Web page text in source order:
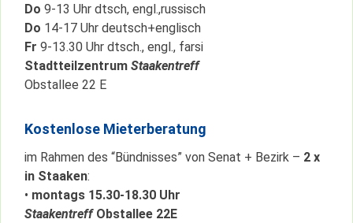
Do 9-13 Uhr dtsch, engl.,russisch
Do 14-17 Uhr deutsch+englisch
Fr 9-13.30 Uhr dtsch., engl., farsi
Stadtteilzentrum Staakentreff
Obstallee 22 E
Kostenlose Mieterberatung
im Rahmen des “Bündnisses” von Senat + Bezirk – 2 x
in Staaken:
• montags 15.30-18.30 Uhr
Staakentreff Obstallee 22E